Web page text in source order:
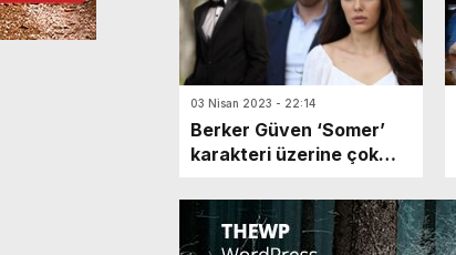
03 Nisan 2023 - 22:14
Berker Güven ‘Somer’
karakteri üzerine çok